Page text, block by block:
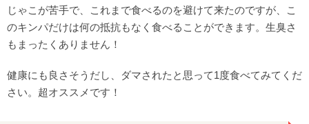
じゃこが苦手で、これまで食べるのを避けて来たのですが、こ
のキンパだけは何の抵抗もなく食べることができます。生臭さ
もまったくありません！
健康にも良さそうだし、ダマされたと思って1度食べてみてくだ
さい。超オススメです！